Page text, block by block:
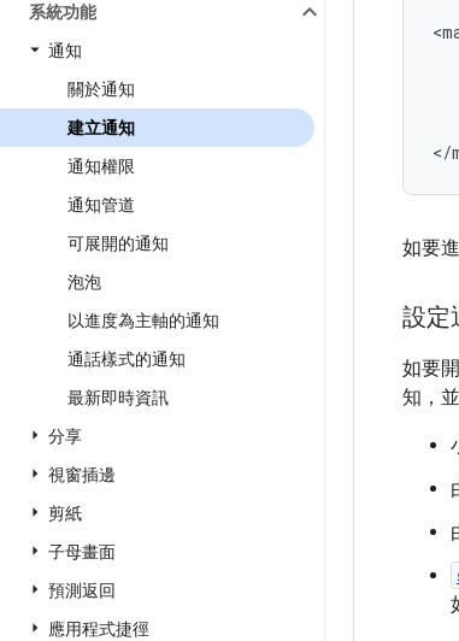
系統功能
通知
關於通知
建立通知
通知權限
通知管道
可展開的通知
泡泡
以進度為主軸的通知
通話樣式的通知
最新即時資訊
分享
視窗插邊
剪紙
子母畫面
預測返回
應用程式捷徑
</
如要
設定
如要
知，